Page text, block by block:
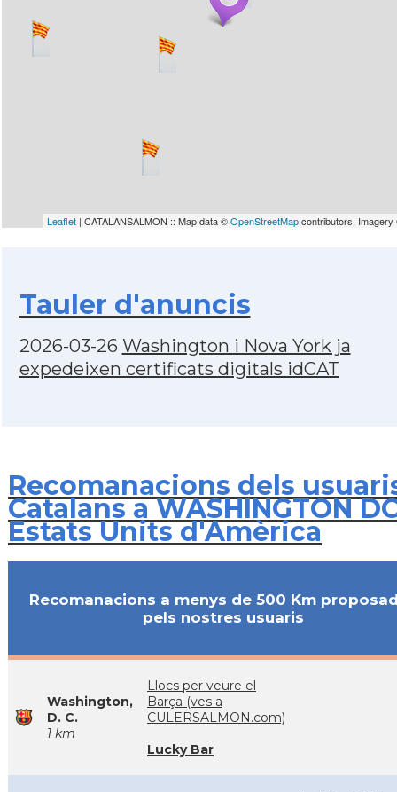
Leaflet | CATALANSALMON :: Map data ©OpenStreetMapcontributors,
Tauler d'anuncis
2026-03-26 Washington i Nova York ja
expedeixen certificats digitals idCAT
Recomanacions dels
Catalans a WASHINGTON
Estats Units d'Amèrica
Recomanacions a menys de 500 Km
pels nostres usuaris
Washington,
D. C.
1 km
Llocs per veure el
Barça (ves a
CULERSALMON.com)
Lucky Bar